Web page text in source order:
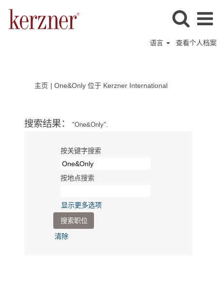
语言 查看个人档案
主页 | One&Only 位于 Kerzner International（当
搜索结果： "One&Only".
按关键字搜索
按地点搜索
显示更多选项
清除